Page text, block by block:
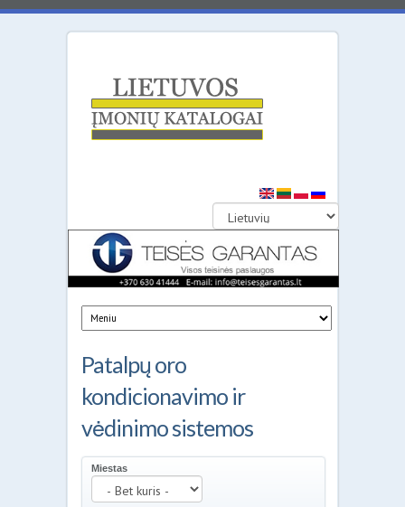
Lietuvos
įmonių
katalogai
Patalpų oro
kondicionavimo ir
vėdinimo sistemos
Miestas